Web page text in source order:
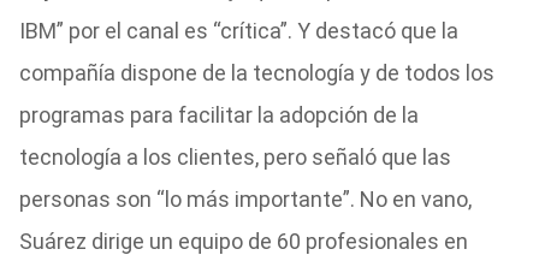
IBM” por el canal es “crítica”. Y destacó que la
compañía dispone de la tecnología y de todos los
programas para facilitar la adopción de la
tecnología a los clientes, pero señaló que las
personas son “lo más importante”. No en vano,
Suárez dirige un equipo de 60 profesionales en